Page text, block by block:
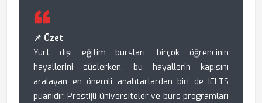
📌 Özet
Yurt dışı eğitim bursları, birçok öğrencinin
hayallerini süslerken, bu hayallerin kapısını
aralayan en önemli anahtarlardan biri de IELTS
puanıdır. Prestijli üniversiteler ve burs programları